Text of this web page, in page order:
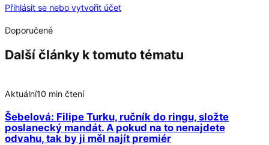
Přihlásit se nebo vytvořit účet
Doporučené
Další články k tomuto tématu
Aktuální10 min čtení
Šebelová: Filipe Turku, ručník do ringu, složte
poslanecký mandát. A pokud na to nenajdete
odvahu, tak by ji měl najít premiér